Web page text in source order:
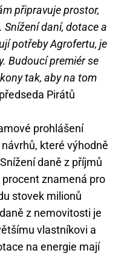
připravuje prostor,
daní, dotace a
potřeby Agrofertu, je
Budoucí premiér se
tak, aby na tom
Pirátů
prohlášení
které výhodně
daně z příjmů
znamená pro
stovek milionů
z nemovitosti je
vlastníkovi a
na energie mají